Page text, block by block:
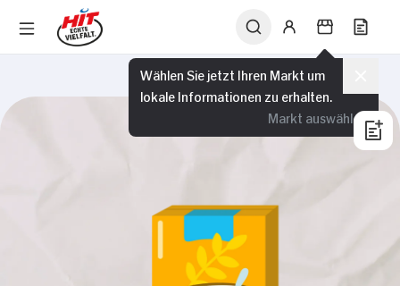
Wählen Sie jetzt Ihren Markt um
lokale Informationen zu erhalten.
Markt auswählen